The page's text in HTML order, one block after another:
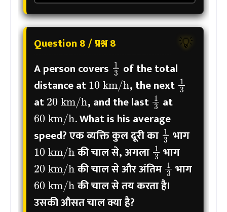
💡
Question 8 / प्रश्न 8
A person covers
13
of the total
distance at
10km/h
, the next
13
at
20km/h
, and the last
13
at
60km/h
. What is his average
speed?एक व्यक्ति कुल दूरी का
13
भाग
10km/h
की चाल से, अगला
13
भाग
20km/h
की चाल से और अंतिम
13
भाग
60km/h
की चाल से तय करता है।
उसकी औसत चाल क्या है?